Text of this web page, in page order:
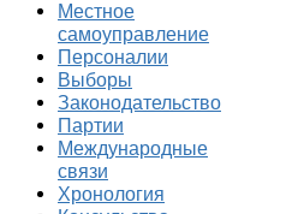
Местное
самоуправление
Персоналии
Выборы
Законодательство
Партии
Международные
связи
Хронология